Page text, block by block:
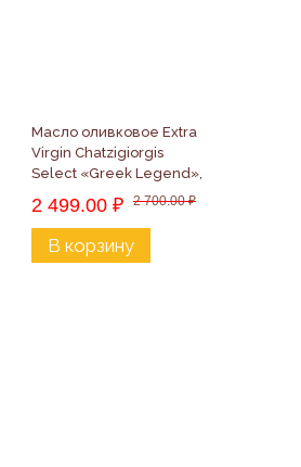
Масло оливковое Extra
Virgin Chatzigiorgis
Select «Greek Legend»,
2 499.00 ₽ 2 700.00₽
В корзину